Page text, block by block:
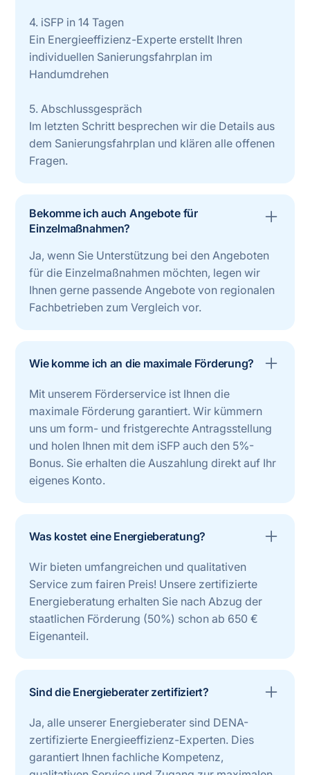
4. iSFP in 14 Tagen
Ein Energieeffizienz-Experte erstellt Ihren
individuellen Sanierungsfahrplan im
Handumdrehen
5. Abschlussgespräch
Im letzten Schritt besprechen wir die Details aus
dem Sanierungsfahrplan und klären alle offenen
Fragen.
Bekomme ich auch Angebote für
Einzelmaßnahmen?
Ja, wenn Sie Unterstützung bei den Angeboten
für die Einzelmaßnahmen möchten, legen wir
Ihnen gerne passende Angebote von regionalen
Fachbetrieben zum Vergleich vor.
Wie komme ich an die maximale Förderung?
Mit unserem Förderservice ist Ihnen die
maximale Förderung garantiert. Wir kümmern
uns um form- und fristgerechte Antragsstellung
und holen Ihnen mit dem iSFP auch den 5%-
Bonus. Sie erhalten die Auszahlung direkt auf Ihr
eigenes Konto.
Was kostet eine Energieberatung?
Wir bieten umfangreichen und qualitativen
Service zum fairen Preis! Unsere zertifizierte
Energieberatung erhalten Sie nach Abzug der
staatlichen Förderung (50%) schon ab 650 €
Eigenanteil.
Sind die Energieberater zertifiziert?
Ja, alle unserer Energieberater sind DENA-
zertifizierte Energieeffizienz-Experten. Dies
garantiert Ihnen fachliche Kompetenz,